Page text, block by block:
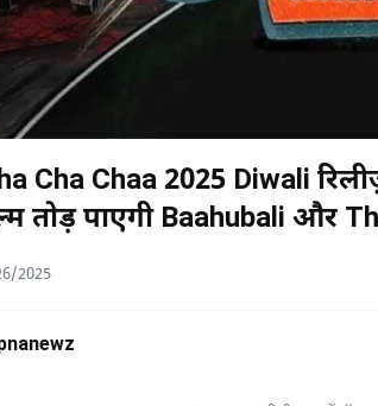
Cha Chaa 2025 Diwali
तोड़ पाएगी Baahubali और
2025